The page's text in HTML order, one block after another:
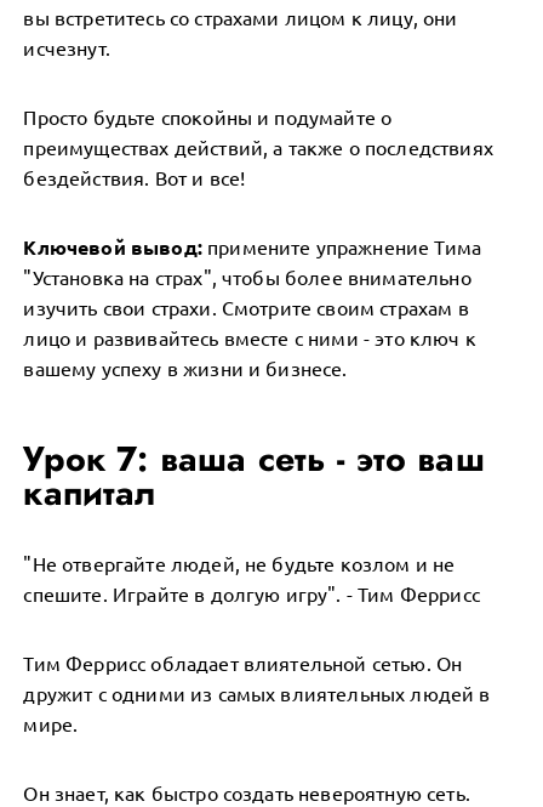
вы встретитесь со страхами лицом к лицу, они
исчезнут.
Просто будьте спокойны и подумайте о
преимуществах действий, а также о последствиях
бездействия. Вот и все!
Ключевой вывод: примените упражнение Тима
"Установка на страх", чтобы более внимательно
изучить свои страхи. Смотрите своим страхам в
лицо и развивайтесь вместе с ними - это ключ к
вашему успеху в жизни и бизнесе.
Урок 7: ваша сеть - это ваш
капитал
"Не отвергайте людей, не будьте козлом и не
спешите. Играйте в долгую игру". - Тим Феррисс
Тим Феррисс обладает влиятельной сетью. Он
дружит с одними из самых влиятельных людей в
мире.
Он знает, как быстро создать невероятную сеть.